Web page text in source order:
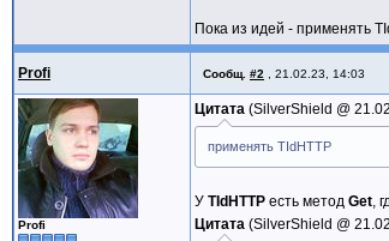
Пока из идей - применять
Profi Сообщ. #2 21.02.23, 14:03
Profi
Цитата SilverShield @
применять TIdHTTP
У TIdHTTP есть метод Get ,
Цитата SilverShield @